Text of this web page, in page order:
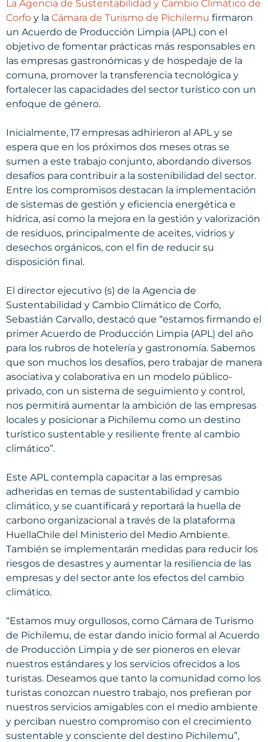
La Agencia de Sustentabilidad y Cambio Climático de
Corfo y la Cámara de Turismo de Pichilemu firmaron
un Acuerdo de Producción Limpia (APL) con el
objetivo de fomentar prácticas más responsables en
las empresas gastronómicas y de hospedaje de la
comuna, promover la transferencia tecnológica y
fortalecer las capacidades del sector turístico con un
enfoque de género.
Inicialmente, 17 empresas adhirieron al APL y se
espera que en los próximos dos meses otras se
sumen a este trabajo conjunto, abordando diversos
desafíos para contribuir a la sostenibilidad del sector.
Entre los compromisos destacan la implementación
de sistemas de gestión y eficiencia energética e
hídrica, así como la mejora en la gestión y valorización
de residuos, principalmente de aceites, vidrios y
desechos orgánicos, con el fin de reducir su
disposición final.
El director ejecutivo (s) de la Agencia de
Sustentabilidad y Cambio Climático de Corfo,
Sebastián Carvallo, destacó que “estamos firmando el
primer Acuerdo de Producción Limpia (APL) del año
para los rubros de hotelería y gastronomía. Sabemos
que son muchos los desafíos, pero trabajar de manera
asociativa y colaborativa en un modelo público-
privado, con un sistema de seguimiento y control,
nos permitirá aumentar la ambición de las empresas
locales y posicionar a Pichilemu como un destino
turístico sustentable y resiliente frente al cambio
climático”.
Este APL contempla capacitar a las empresas
adheridas en temas de sustentabilidad y cambio
climático, y se cuantificará y reportará la huella de
carbono organizacional a través de la plataforma
HuellaChile del Ministerio del Medio Ambiente.
También se implementarán medidas para reducir los
riesgos de desastres y aumentar la resiliencia de las
empresas y del sector ante los efectos del cambio
climático.
“Estamos muy orgullosos, como Cámara de Turismo
de Pichilemu, de estar dando inicio formal al Acuerdo
de Producción Limpia y de ser pioneros en elevar
nuestros estándares y los servicios ofrecidos a los
turistas. Deseamos que tanto la comunidad como los
turistas conozcan nuestro trabajo, nos prefieran por
nuestros servicios amigables con el medio ambiente
y perciban nuestro compromiso con el crecimiento
sustentable y consciente del destino Pichilemu”,